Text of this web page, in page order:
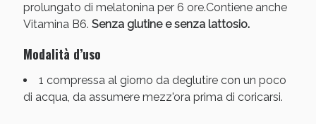
prolungato di melatonina per 6 ore.Contiene anche
Vitamina B6. Senza glutine e senza lattosio.
Modalità d’uso
1 compressa al giorno da deglutire con un poco
di acqua, da assumere mezz'ora prima di coricarsi.